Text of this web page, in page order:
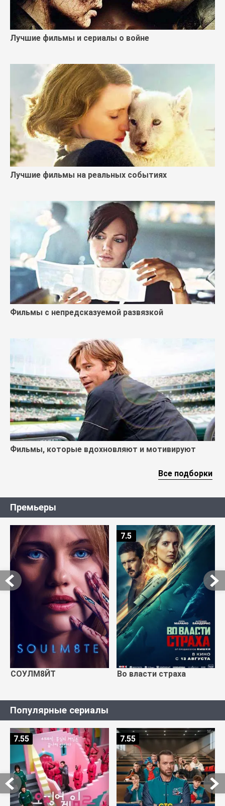
Лучшие фильмы и сериалы о войне
Лучшие фильмы на реальных событиях
Фильмы с непредсказуемой развязкой
Фильмы, которые вдохновляют и мотивируют
Все подборки
Премьеры
СОУЛМ8ЙТ Во власти страха
7.5
Популярные сериалы
7.55 7.55